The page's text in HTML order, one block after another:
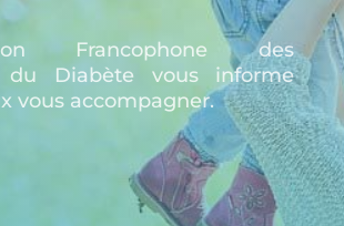
Francophone des
du Diabète vous informe
vous accompagner.